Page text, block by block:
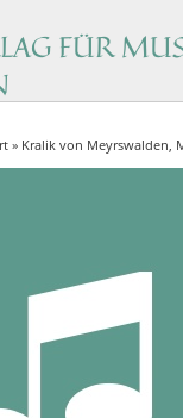
FÜR
» Kralik von Meyrswalden,